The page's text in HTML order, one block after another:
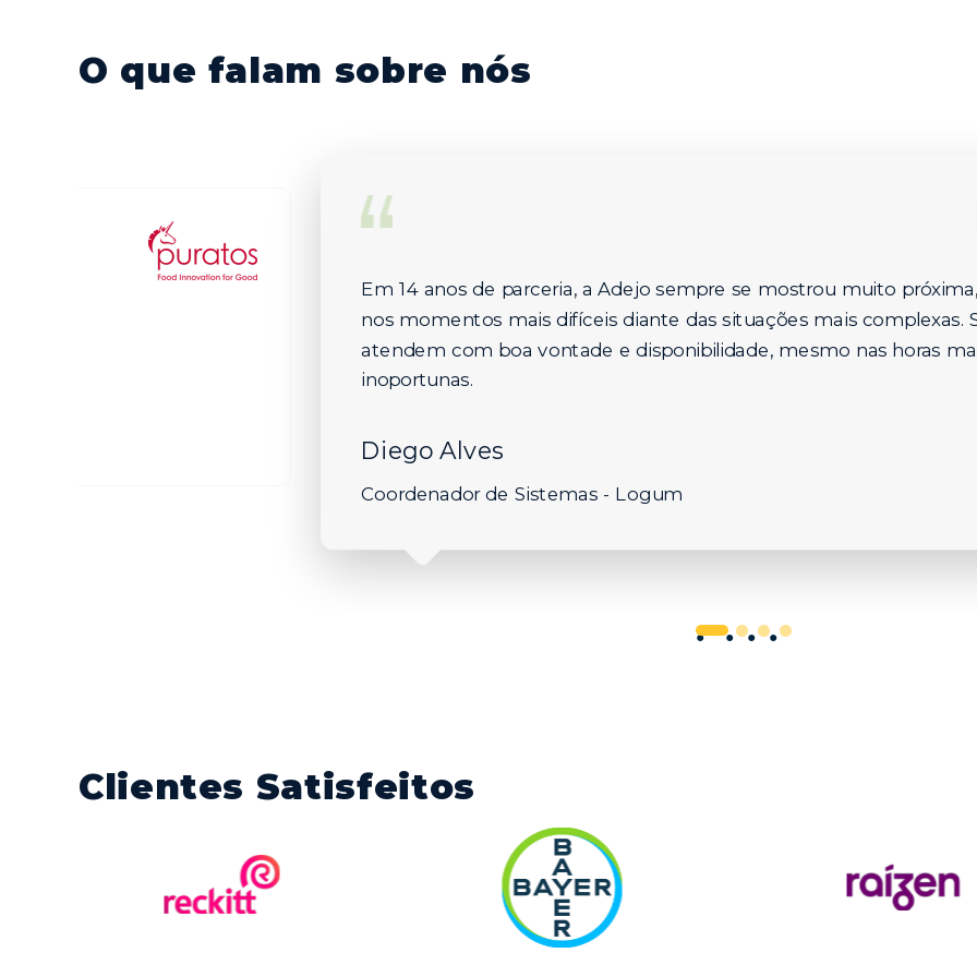
O que falam sobre nós
Em 14 anos de parceria, a Adejo sempre se mostrou muito
nos momentos mais difíceis diante das situações mais complexas.
atendem com boa vontade e disponibilidade, mesmo nas horas
inoportunas.
Diego Alves
Coordenador de Sistemas - Logum
Clientes Satisfeitos